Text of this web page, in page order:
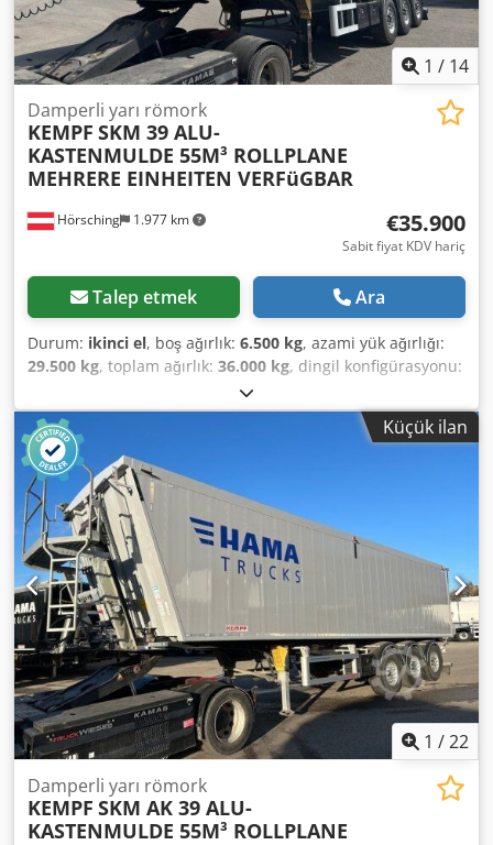
1 / 14
Hörsching 1.977 km
Damperli yarı römork
KEMPF SKM 39 ALU-
KASTENMULDE 55M³ ROLLPLANE
MEHRERE EINHEITEN VERFüGBAR
€35.900
Sabit fiyat KDV hariç
Talep etmek Ara
Durum: ikinci el, boş ağırlık: 6.500 kg, azami yük ağırlığı:
29.500 kg, toplam ağırlık: 36.000 kg, dingil konfigürasyonu:
, yükleme alanı hacmi:
süspansiyon:hava, Donanım:ABS, | KEMPF large volume
tipper 55 m³ | Rolling tarp, standing platform | Jost axles
with disc brakes | 1st axle liftable | Aluminium body |
Drop supports | 1x toolbox | Combination tailgate | Day
registration | Subject to errors, input mistakes, and prior
sale. Crodezrgyrepfx Amgef
Küçük ilan
1 /22
Damperli yarı römork
KEMPF SKM AK 39 ALU-
KASTENMULDE 55M³ ROLLPLANE